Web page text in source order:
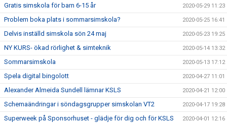
Gratis simskola för barn 6-15 år 2020-05-29 11:23
Problem boka plats i sommarsimskola? 2020-05-25 16:41
Delvis inställd simskola sön 24 maj 2020-05-23 19:25
NY KURS- ökad rörlighet & simteknik 2020-05-14 13:32
Sommarsimskola 2020-05-13 17:12
Spela digital bingolott 2020-04-27 11:01
Alexander Almeida Sundell lämnar KSLS 2020-04-21 12:00
Schemaändringar i söndagsgrupper simskolan VT2 2020-04-17 19:28
Superweek på Sponsorhuset - glädje för dig och för KSLS 2020-04-01 12:16